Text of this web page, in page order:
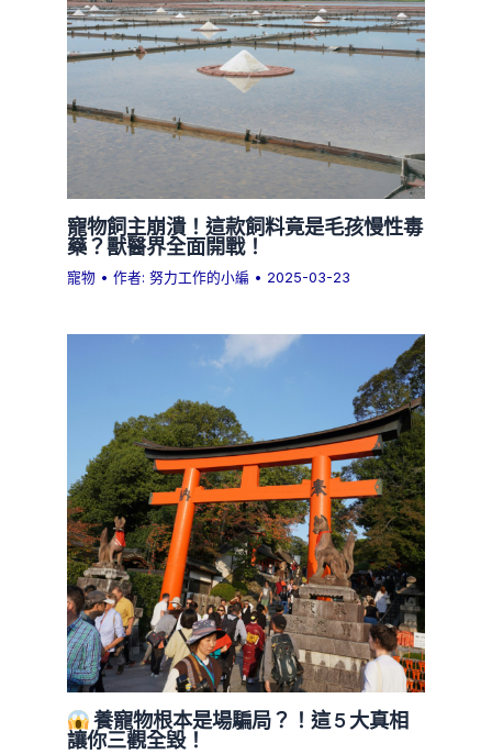
寵物飼主崩潰！這款飼料竟是毛孩慢性毒
藥？獸醫界全面開戰！
寵物 • 作者:努力工作的小編 • 2025-03-23
養寵物根本是場騙局？！這 5 大真相
讓你三觀全毀！